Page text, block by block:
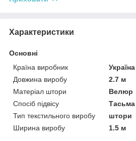
Характеристики
Основні
Країна виробник
Україна
Довжина виробу
2.7 м
Матеріал штори
Велюр
Спосіб підвісу
Тасьма
Тип текстильного виробу
штори
Ширина виробу
1.5 м